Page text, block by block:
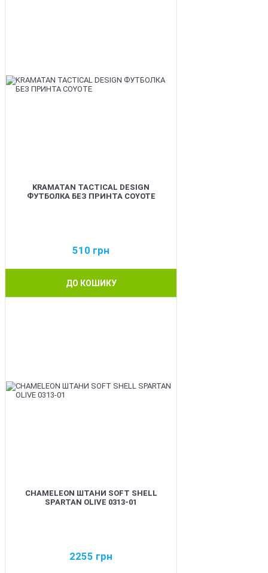
KRAMATAN TACTICAL DESIGN
ФУТБОЛКА БЕЗ ПРИНТА COYOTE
510 грн
ДО КОШИКУ
CHAMELEON ШТАНИ SOFT SHELL
SPARTAN OLIVE 0313-01
2255 грн